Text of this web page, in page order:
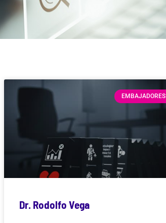
EMBAJADORES
Dr. Rodolfo Vega